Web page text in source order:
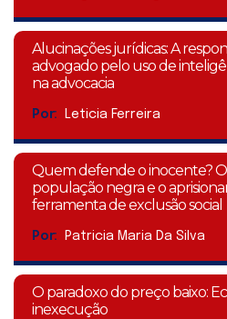
Alucinações jurídicas: A
advogado pelo uso de
na advocacia
Por: Leticia Ferreira
Quem defende o inocente?
população negra e o
ferramenta de exclusão social
Por: Patricia Maria Da Silva
O paradoxo do preço baixo:
inexecução